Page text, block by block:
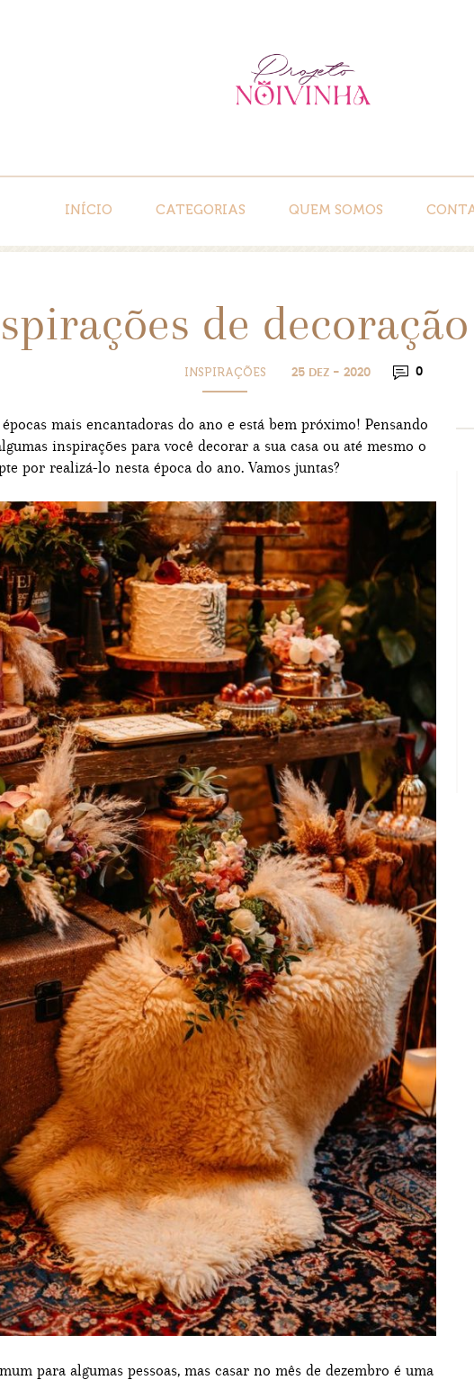
INÍCIO CATEGORIAS QUEM SOMOS
de
INSPIRAÇÕES 25 DEZ - 2020 0
mais encantadoras do ano e está bem próximo! Pensando
inspirações para você decorar a sua casa ou até mesmo o
por realizá-lo nesta época do ano. Vamos juntas?
para algumas pessoas, mas casar no mês de dezembro é uma